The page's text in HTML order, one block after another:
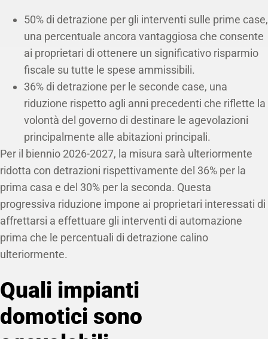
50% di detrazione per gli interventi sulle prime case,
una percentuale ancora vantaggiosa che consente
ai proprietari di ottenere un significativo risparmio
fiscale su tutte le spese ammissibili.
36% di detrazione per le seconde case, una
riduzione rispetto agli anni precedenti che riflette la
volontà del governo di destinare le agevolazioni
principalmente alle abitazioni principali.
Per il biennio 2026-2027, la misura sarà ulteriormente
ridotta con detrazioni rispettivamente del 36% per la
prima casa e del 30% per la seconda. Questa
progressiva riduzione impone ai proprietari interessati di
affrettarsi a effettuare gli interventi di automazione
prima che le percentuali di detrazione calino
ulteriormente.
Quali impianti
domotici sono